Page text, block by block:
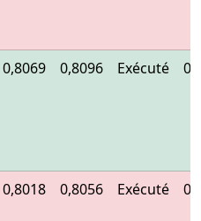
0,8069 0,8096 Exécuté
0,8018 0,8056 Exécuté